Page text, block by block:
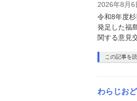
2026年8月6
令和8年度
発足した福
関する意見
この記事を
わらじお